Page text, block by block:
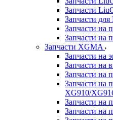
Запчасти
Запчасти
Запчасти на
Запчасти на
Запчасти XGMA
Запчасти на
Запчасти на
Запчасти на
Запчасти на
XG910/
Запчасти на
Запчасти на